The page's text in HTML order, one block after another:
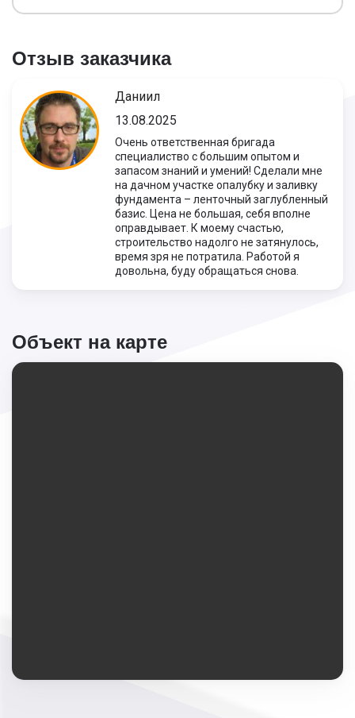
Отзыв заказчика
Даниил
13.08.2025
Очень ответственная бригада
специалиство с большим опытом и
запасом знаний и умений! Сделали мне
на дачном участке опалубку и заливку
фундамента – ленточный заглубленный
базис. Цена не большая, себя вполне
оправдывает. К моему счастью,
строительство надолго не затянулось,
время зря не потратила. Работой я
довольна, буду обращаться снова.
Объект на карте